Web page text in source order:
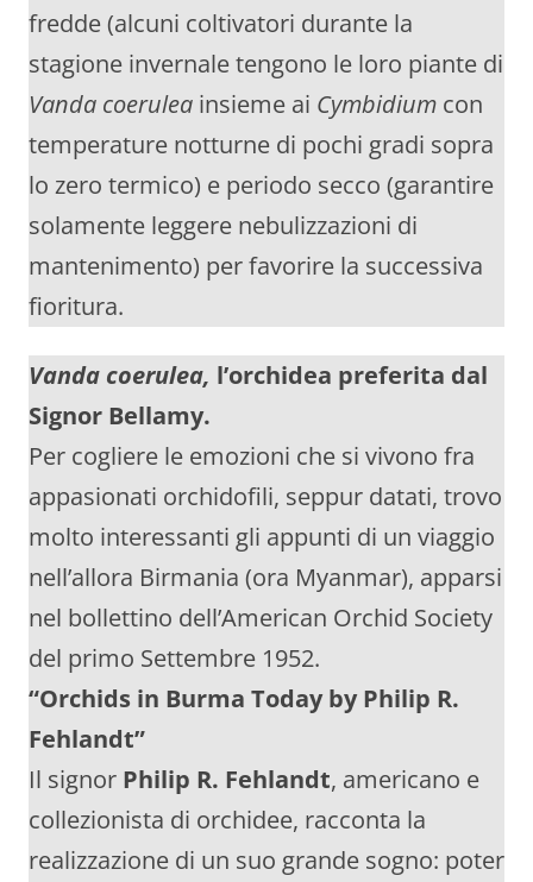
fredde (alcuni coltivatori durante la
stagione invernale tengono le loro piante di
Vanda coerulea insieme ai Cymbidium con
temperature notturne di pochi gradi sopra
lo zero termico) e periodo secco (garantire
solamente leggere nebulizzazioni di
mantenimento) per favorire la successiva
fioritura.
Vanda coerulea, l’orchidea preferita dal
Signor Bellamy.
Per cogliere le emozioni che si vivono fra
appasionati orchidofili, seppur datati, trovo
molto interessanti gli appunti di un viaggio
nell’allora Birmania (ora Myanmar), apparsi
nel bollettino dell’American Orchid Society
del primo Settembre 1952.
“Orchids in Burma Today by Philip R.
Fehlandt”
Il signor Philip R. Fehlandt, americano e
collezionista di orchidee, racconta la
realizzazione di un suo grande sogno: poter